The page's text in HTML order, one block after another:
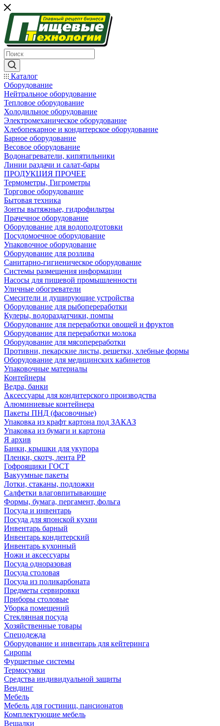
Каталог
Оборудование
Нейтральное оборудование
Тепловое оборудование
Холодильное оборудование
Электромеханическое оборудование
Хлебопекарное и кондитерское оборудование
Барное оборудование
Весовое оборудование
Водонагреватели, кипятильники
Линии раздачи и салат-бары
ПРОДУКЦИЯ ПРОЧЕЕ
Термометры, Гигрометры
Торговое оборудование
Бытовая техника
Зонты вытяжные, гидрофильтры
Прачечное оборудование
Оборудование для водоподготовки
Посудомоечное оборудование
Упаковочное оборудование
Оборудование для розлива
Санитарно-гигиеническое оборудование
Системы размещения информации
Насосы для пищевой промышленности
Уличные обогреватели
Смесители и душирующие устройства
Оборудование для рыбопереработки
Кулеры, водораздатчики, помпы
Оборудование для переработки овощей и фруктов
Оборудование для переработки молока
Оборудование для мясопереработки
Противни, пекарские листы, решетки, хлебные формы
Оборудование для медицинских кабинетов
Упаковочные материалы
Контейнеры
Ведра, банки
Аксессуары для кондитерского производства
Алюминиевые контейнера
Пакеты ПНД (фасовочные)
Упаковка из крафт картона под ЗАКАЗ
Упаковка из бумаги и картона
Я архив
Банки, крышки для укупора
Пленки, скотч, лента РР
Гофроящики ГОСТ
Вакуумные пакеты
Лотки, стаканы, подложки
Салфетки влаговпитывающие
Формы, бумага, пергамент, фольга
Посуда и инвентарь
Посуда для японской кухни
Инвентарь барный
Инвентарь кондитерский
Инвентарь кухонный
Ножи и аксессуары
Посуда одноразовая
Посуда столовая
Посуда из поликарбоната
Предметы сервировки
Приборы столовые
Уборка помещений
Стеклянная посуда
Хозяйственные товары
Спецодежда
Оборудование и инвентарь для кейтеринга
Сиропы
Фуршетные системы
Термосумки
Средства индивидуальной защиты
Вендинг
Мебель
Мебель для гостиниц, пансионатов
Комплектующие мебель
Вешалки